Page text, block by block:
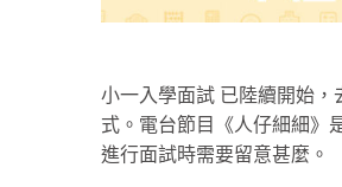
小一入學面試 已陸續開始
式。電台節目《人仔細細》
進行面試時需要留意甚麼。